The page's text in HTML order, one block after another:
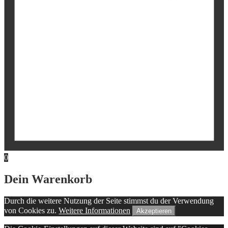
0
Dein Warenkorb
Durch die weitere Nutzung der Seite stimmst du der Verwendung
von Cookies zu. Weitere Informationen Akzeptieren